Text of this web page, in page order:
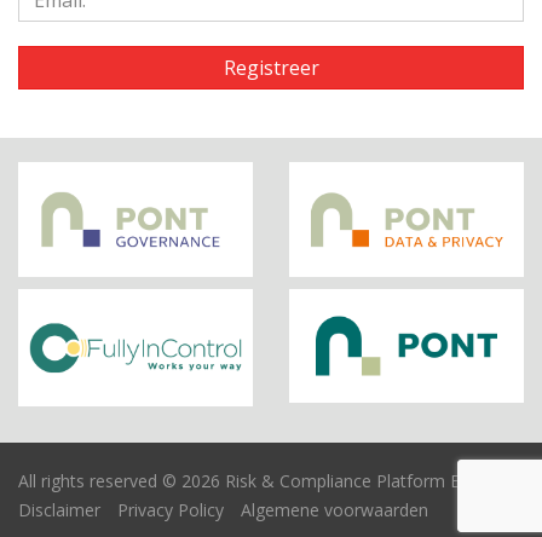
All rights reserved © 2026 Risk & Compliance Platform Europe
Disclaimer
Privacy Policy Algemene voorwaarden